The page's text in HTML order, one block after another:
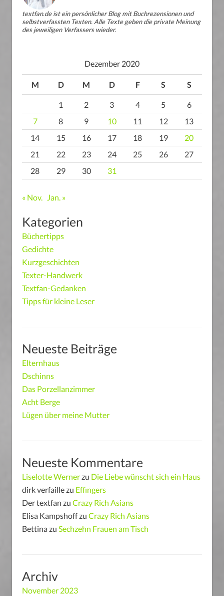
textfan.de ist ein persönlicher Blog mit Buchrezensionen und
selbstverfassten Texten. Alle Texte geben die private Meinung
des jeweiligen Verfassers wieder.
Dezember 2020
M D M D F S S
1 2 3 4 5
6
7
8 9 10 11 12
13
14
15 16 17 18 19
20
21
22 23 24 25 26
27
28
29 30 31
« Nov. Jan. »
Kategorien
Büchertipps
Gedichte
Kurzgeschichten
Texter-Handwerk
Textfan-Gedanken
Tipps für kleine Leser
Neueste Beiträge
Elternhaus
Dschinns
Das Porzellanzimmer
Acht Berge
Lügen über meine Mutter
Neueste Kommentare
Liselotte Wernerzu Die Liebe wünscht sich ein Haus
dirk verfaillezu Effingers
Der textfan zu Crazy Rich Asians
Elisa Kampshoffzu Crazy Rich Asians
Bettinazu Sechzehn Frauen am Tisch
Archiv
November 2023